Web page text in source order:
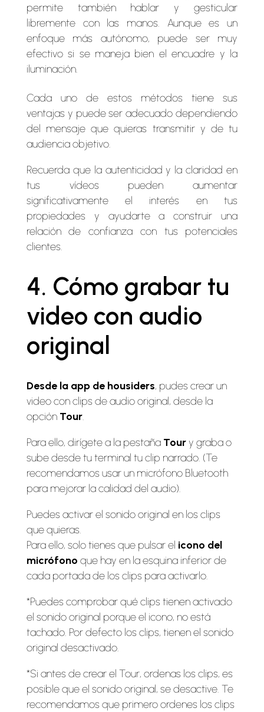
permite también hablar y gesticular
libremente con las manos. Aunque es un
enfoque más autónomo, puede ser muy
efectivo si se maneja bien el encuadre y la
iluminación.
Cada uno de estos métodos tiene sus
ventajas y puede ser adecuado dependiendo
del mensaje que quieras transmitir y de tu
audiencia objetivo.
Recuerda que la autenticidad y la claridad en
tus vídeos pueden aumentar
significativamente el interés en tus
propiedades y ayudarte a construir una
relación de confianza con tus potenciales
clientes.
4. Cómo grabar tu
video con audio
original
Desde la app de housiders, pudes crear un
video con clips de audio original, desde la
opción Tour.
Para ello, dirígete a la pestaña Toury graba o
sube desde tu terminal tu clip narrado. (Te
recomendamos usar un micrófono Bluetooth
para mejorar la calidad del audio).
Puedes activar el sonido original en los clips
que quieras.
Para ello, solo tienes que pulsar el icono del
micrófono que hay en la esquina inferior de
cada portada de los clips para activarlo.
*Puedes comprobar qué clips tienen activado
el sonido original porque el icono, no está
tachado. Por defecto los clips, tienen el sonido
original desactivado.
*Si antes de crear el Tour, ordenas los clips, es
posible que el sonido original, se desactive. Te
recomendamos que primero ordenes los clips